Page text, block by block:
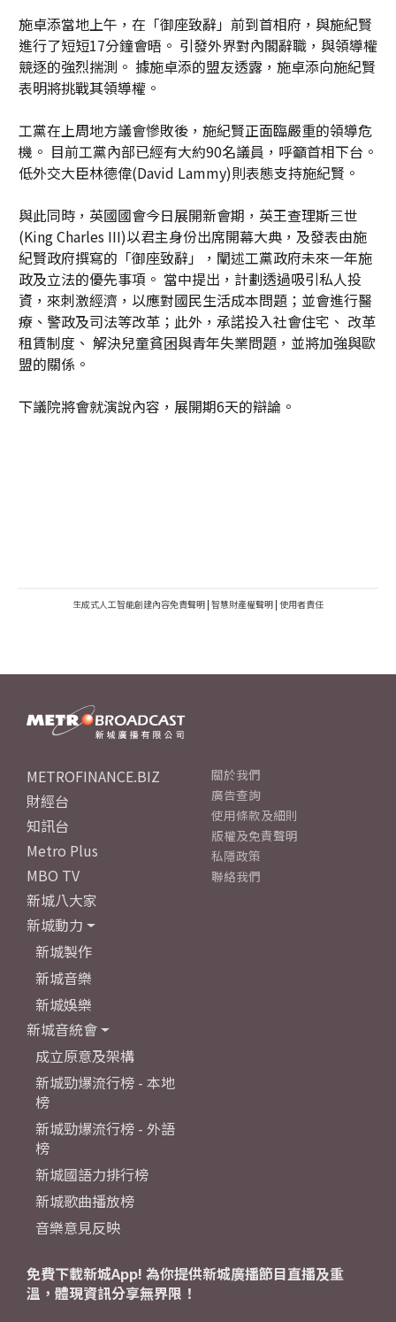
施卓添當地上午，在「御座致辭」前到首相府，與施紀賢
進行了短短17分鐘會晤。 引發外界對內閣辭職，與領導權
競逐的強烈揣測。 據施卓添的盟友透露，施卓添向施紀賢
表明將挑戰其領導權。
工黨在上周地方議會慘敗後，施紀賢正面臨嚴重的領導危
機。 目前工黨內部已經有大約90名議員，呼籲首相下台。
低外交大臣林德偉(David Lammy)則表態支持施紀賢。
與此同時，英國國會今日展開新會期，英王查理斯三世
(King Charles III)以君主身份出席開幕大典，及發表由施
紀賢政府撰寫的「御座致辭」，闡述工黨政府未來一年施
政及立法的優先事項。 當中提出，計劃透過吸引私人投
資，來刺激經濟，以應對國民生活成本問題；並會進行醫
療、警政及司法等改革；此外，承諾投入社會住宅、 改革
租賃制度、 解決兒童貧困與青年失業問題，並將加強與歐
盟的關係。
下議院將會就演說內容，展開期6天的辯論。
生成式人工智能創建內容免責聲明 | 智慧財產權聲明 | 使用者責任
METROFINANCE.BIZ
財經台
知訊台
Metro Plus
MBO TV
新城八大家
新城動力
新城製作
新城音樂
新城娛樂
新城音統會
成立原意及架構
新城勁爆流行榜 - 本地
榜
新城勁爆流行榜 - 外語
榜
新城國語力排行榜
新城歌曲播放榜
音樂意見反映
關於我們
廣告查詢
使用條款及細則
版權及免責聲明
私隱政策
聯絡我們
免費下載新城App! 為你提供新城廣播節目直播及重
溫，體現資訊分享無界限！